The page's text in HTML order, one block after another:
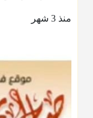
منذ 3 شهر